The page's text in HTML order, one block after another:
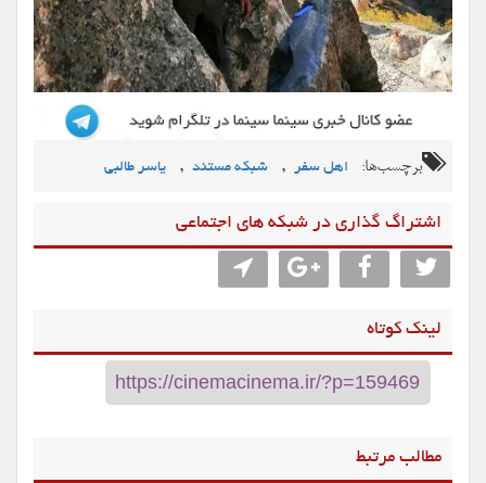
برچسب‌ها: اهل سفر , شبکه مستند , یاسر طالبی
اشتراگ گذاری در شبکه های اجتماعی
لینک کوتاه
مطالب مرتبط